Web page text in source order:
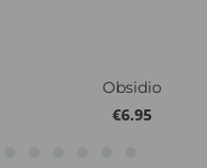
Obsidio
€6.95